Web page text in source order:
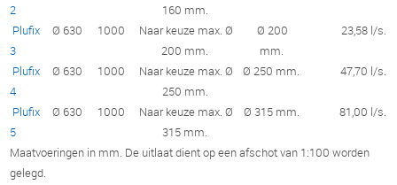
2
160 mm.
Plufix
3
Ø 630 1000
Naar keuze max. Ø
200 mm.
Ø 200
mm.
23,58 l/s.
Plufix
4
Ø 630 1000
Naar keuze max. Ø
250 mm.
Ø 250 mm. 47,70 l/s.
Plufix
5
Ø 630 1000
Naar keuze max. Ø
315 mm.
Ø 315 mm. 81,00 l/s.
Maatvoeringen in mm. De uitlaat dient op een afschot van 1:100 worden
gelegd.